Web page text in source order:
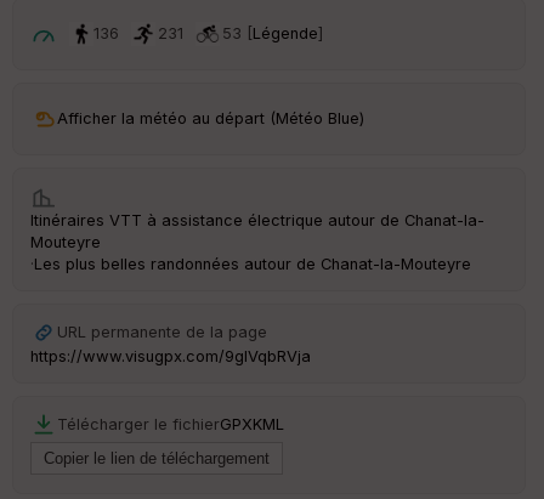
136 231 53 [ Légende]
Afficher la météo au départ (Météo Blue)
Itinéraires VTT à assistance électrique autour de Chanat-la-
Mouteyre
·Les plus belles randonnées autour de Chanat-la-Mouteyre
URL permanente de la page
https://www.visugpx.com/9gIVqbRVja
Télécharger le fichierGPXKML